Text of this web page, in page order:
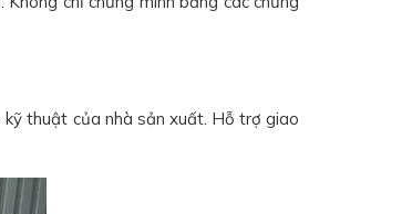
kỹ thuật của nhà sản xuất. Hỗ trợ giao